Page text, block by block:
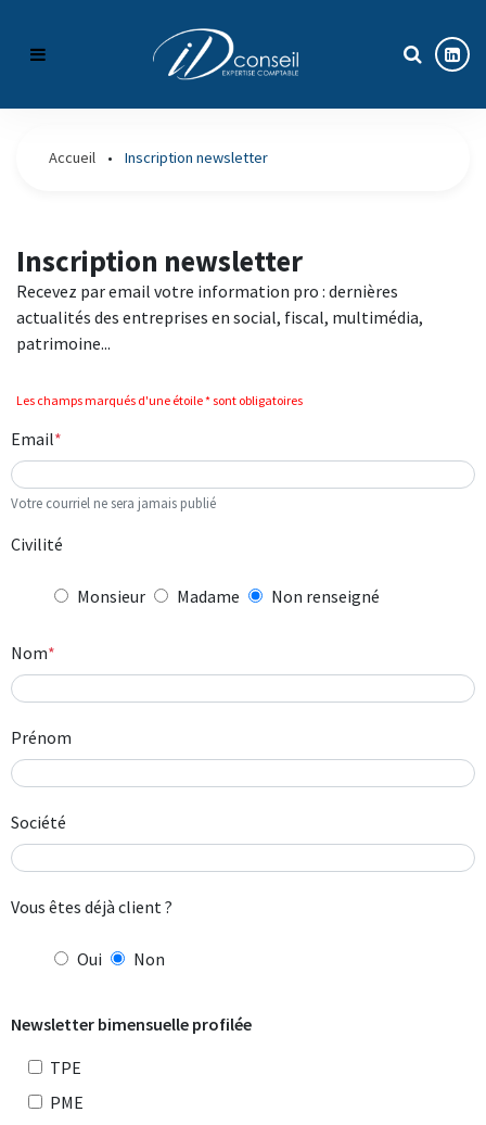
Notre cabinet
Les associés
Nos bureaux
Expertise comptable
Création et reprise d’entreprise
Direction financière externalisée
RH et paie
Immobilier / Patrimoine
Juridique d'entreprise
Actualités
Infos pratiques
Simulateurs
Échéanciers
Recrutement
Espace Client
Contact
Accueil • Inscription newsletter
Inscription newsletter
Recevez par email votre information pro : dernières
actualités des entreprises en social, fiscal, multimédia,
patrimoine...
Les champs marqués d'une étoile * sont obligatoires
Email
Votre courriel ne sera jamais publié
Civilité
Monsieur Madame Non renseigné
Nom
Prénom
Société
Vous êtes déjà client ?
Oui Non
Newsletter bimensuelle profilée
TPE
PME